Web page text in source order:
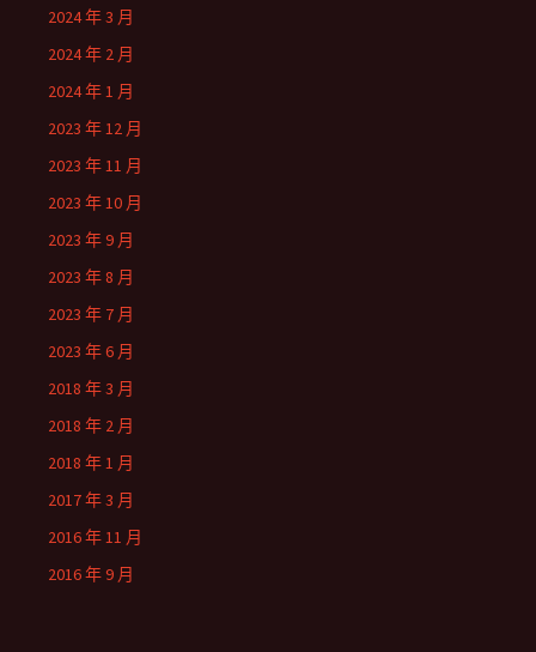
2024 年 3 月
2024 年 2 月
2024 年 1 月
2023 年 12 月
2023 年 11 月
2023 年 10 月
2023 年 9 月
2023 年 8 月
2023 年 7 月
2023 年 6 月
2018 年 3 月
2018 年 2 月
2018 年 1 月
2017 年 3 月
2016 年 11 月
2016 年 9 月